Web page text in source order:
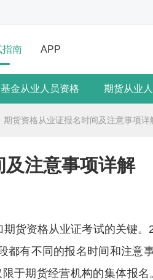
指南 APP
基金从业人员资格 期货从业
期货资格从业证报名时间及注意事项详
注意事项详解
货资格从业证考试的关键
都有不同的报名时间和注意
于期货经营机构的集体报